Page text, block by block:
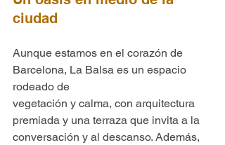
ciudad
Aunque estamos en el corazón de
Barcelona, La Balsa es un espacio
rodeado de
vegetación y calma, con arquitectura
premiada y una terraza que invita a la
conversación y al descanso. Además,